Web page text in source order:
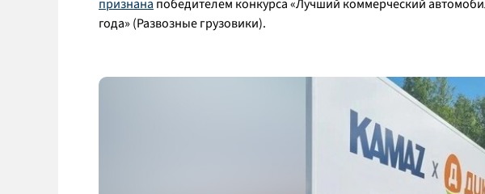
признана победителем конкурса «Лучший коммерческий
года» (Развозные грузовики).